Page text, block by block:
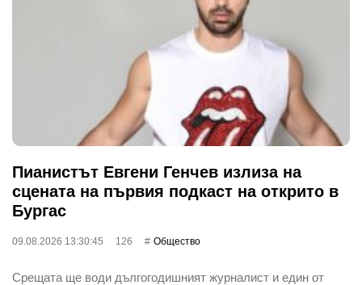
Пианистът Евгени Генчев излиза на
сцената на първия подкаст на открито в
Бургас
09.08.2026 13:30:45 126 Общество
Срещата ще води дългогодишният журналист и един от